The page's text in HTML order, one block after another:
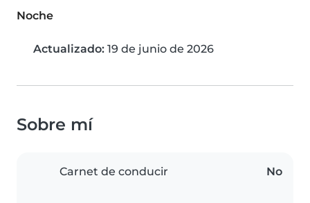
Noche
Actualizado: 19 de junio de 2026
Sobre mí
Carnet de conducir No